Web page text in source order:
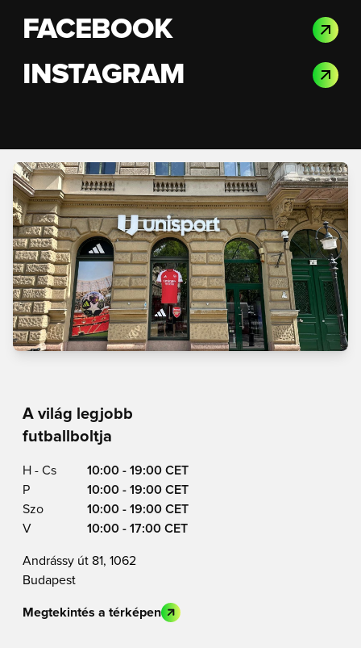
FACEBOOK
INSTAGRAM
A világ legjobb
futballboltja
H - Cs
10:00 - 19:00 CET
P
10:00 - 19:00 CET
Szo
10:00 - 19:00 CET
V
10:00 - 17:00 CET
Andrássy út 81, 1062
Budapest
Megtekintés a térképen